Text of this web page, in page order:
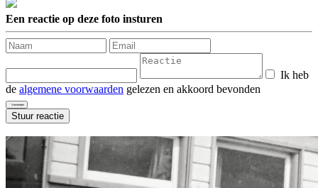
Een reactie op deze foto insturen
Ik heb
de algemene voorwaarden gelezen en akkoord bevonden